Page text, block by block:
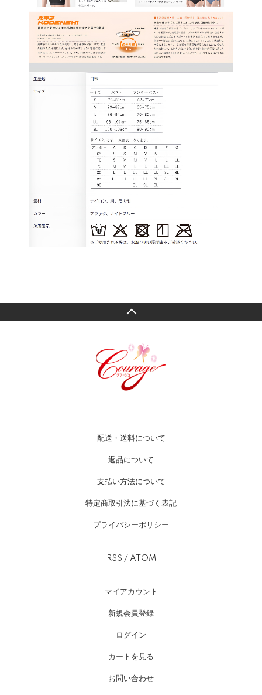
配送・送料について
返品について
支払い方法について
特定商取引法に基づく表記
プライバシーポリシー
RSS / ATOM
マイアカウント
新規会員登録
ログイン
カートを見る
お問い合わせ